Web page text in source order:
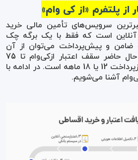
از پلتفرم «از کی وام»
سرویس‌های تأمین مالی خرید
است که فقط با یک برگه چک
ضامن و پیش‌پرداخت می‌توان از آن
اعتبار دریافت کرد. در حال حاضر سقف اعتبار ازکی‌وام تا 75
میلیون تومان با دوره بازپرداخت 12 یا 18 ماهه است. در ادامه با
آشنا می‌شویم.